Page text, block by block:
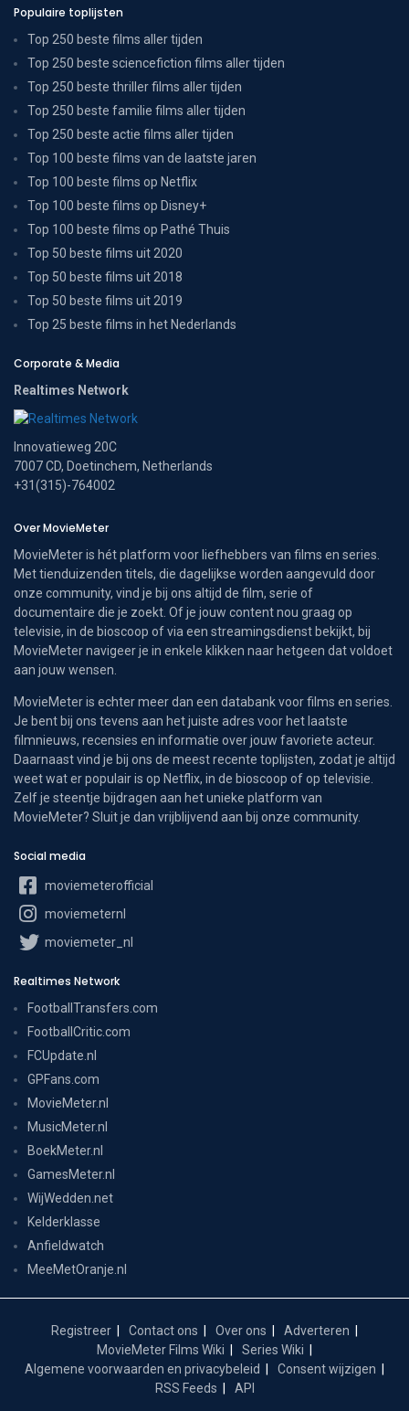
Populaire toplijsten
Top 250 beste films aller tijden
Top 250 beste sciencefiction films aller tijden
Top 250 beste thriller films aller tijden
Top 250 beste familie films aller tijden
Top 250 beste actie films aller tijden
Top 100 beste films van de laatste jaren
Top 100 beste films op Netflix
Top 100 beste films op Disney+
Top 100 beste films op Pathé Thuis
Top 50 beste films uit 2020
Top 50 beste films uit 2018
Top 50 beste films uit 2019
Top 25 beste films in het Nederlands
Corporate & Media
Realtimes Network
Innovatieweg 20C
7007 CD, Doetinchem, Netherlands
+31(315)-764002
Over MovieMeter
MovieMeter is hét platform voor liefhebbers van films en series.
Met tienduizenden titels, die dagelijkse worden aangevuld door
onze community, vind je bij ons altijd de film, serie of
documentaire die je zoekt. Of je jouw content nou graag op
televisie, in de bioscoop of via een streamingsdienst bekijkt, bij
MovieMeter navigeer je in enkele klikken naar hetgeen dat voldoet
aan jouw wensen.
MovieMeter is echter meer dan een databank voor films en series.
Je bent bij ons tevens aan het juiste adres voor het laatste
filmnieuws, recensies en informatie over jouw favoriete acteur.
Daarnaast vind je bij ons de meest recente toplijsten, zodat je altijd
weet wat er populair is op Netflix, in de bioscoop of op televisie.
Zelf je steentje bijdragen aan het unieke platform van
MovieMeter? Sluit je dan vrijblijvend aan bij onze community.
Social media
moviemeterofficial
moviemeternl
moviemeter_nl
Realtimes Network
FootballTransfers.com
FootballCritic.com
FCUpdate.nl
GPFans.com
MovieMeter.nl
MusicMeter.nl
BoekMeter.nl
GamesMeter.nl
WijWedden.net
Kelderklasse
Anfieldwatch
MeeMetOranje.nl
Registreer Contact ons Over ons
Adverteren
MovieMeter Films Wiki
Series Wiki
Algemene voorwaarden en privacybeleid
Consent wijzigen
RSS Feeds
API